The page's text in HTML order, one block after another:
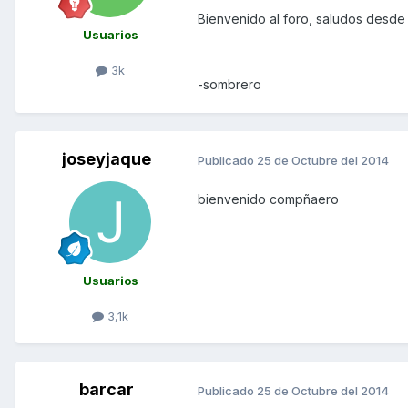
Usuarios
3k
Bienvenido al foro, saludos desde
-sombrero
joseyjaque
Usuarios
3,1k
Publicado 25 de Octubre del 2014
bienvenido compñaero
barcar Publicado 25 de Octubre del 2014